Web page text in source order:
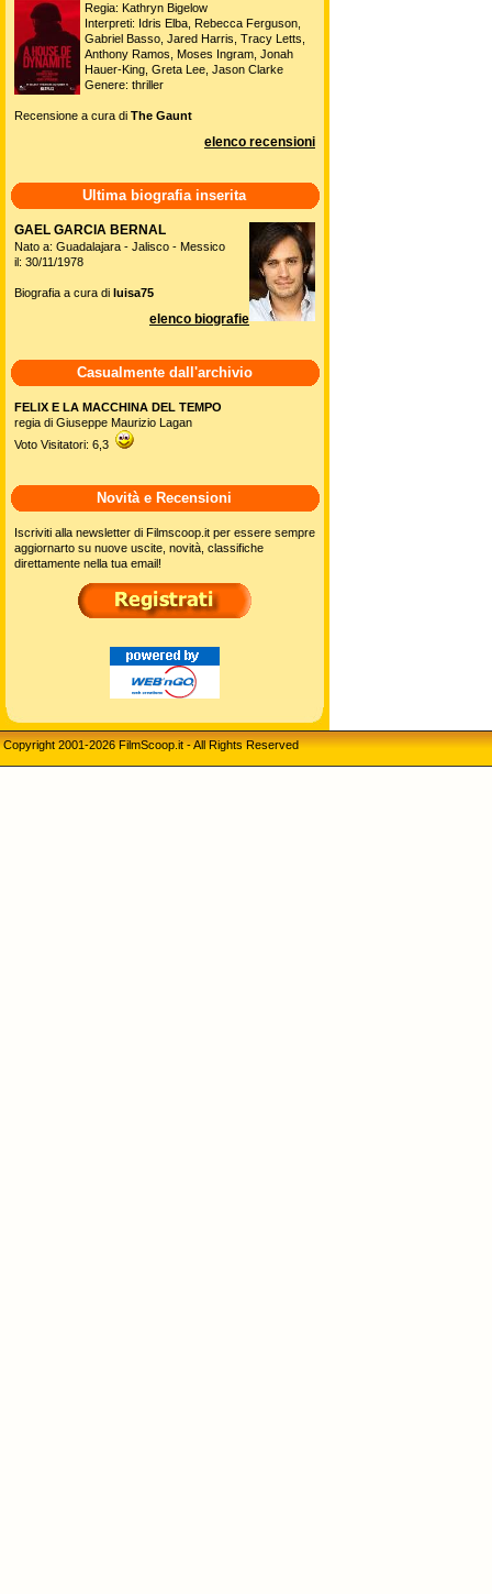
Regia: Kathryn Bigelow
Interpreti: Idris Elba, Rebecca Ferguson,
Gabriel Basso, Jared Harris, Tracy Letts,
Anthony Ramos, Moses Ingram, Jonah
Hauer-King, Greta Lee, Jason Clarke
Genere: thriller
Recensione a cura di The Gaunt
elenco recensioni
Ultima biografia inserita
GAEL GARCIA BERNAL
Nato a: Guadalajara - Jalisco - Messico
il: 30/11/1978
Biografia a cura di luisa75
elenco biografie
Casualmente dall'archivio
FELIX E LA MACCHINA DEL TEMPO
regia di Giuseppe Maurizio Lagan
Voto Visitatori: 6,3
Novità e Recensioni
Iscriviti alla newsletter di Filmscoop.it per essere sempre
aggiornarto su nuove uscite, novità, classifiche
direttamente nella tua email!
Copyright 2001-2026 FilmScoop.it - All Rights Reserved